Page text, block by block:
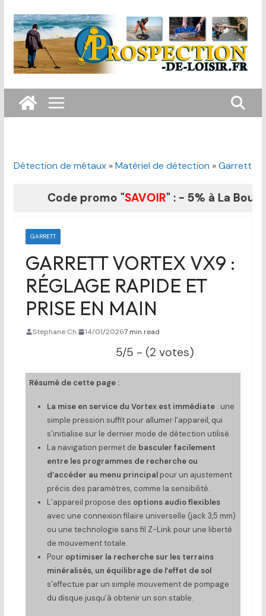
au
contenu
Détection de métaux»Matériel de détection »Garrett
Code promo "SAVOIR" : - 5% à La
GARRETT
GARRETT VORTEX VX9 :
RÉGLAGE RAPIDE ET
PRISE EN MAIN
Stephane Ch. 14/01/20267 min read
5/5 - (2 votes)
Résumé de cette page :
La mise en service du Vortex est immédiate : une
simple pression suffit pour allumer l’appareil, qui
s’initialise sur le dernier mode de détection utilisé.
La navigation permet de basculer facilement
entre les programmes de recherche ou
d’accéder au menu principal pour un ajustement
précis des paramètres, comme la sensibilité.
L’appareil propose des options audio flexibles
avec une connexion filaire universelle (jack 3,5 mm)
ou une technologie sans fil Z-Link pour une liberté
de mouvement totale.
Pour optimiser la recherche sur les terrains
minéralisés, un équilibrage de l’effet de sol
s’effectue par un simple mouvement de pompage
du disque jusqu’à obtenir un son stable.